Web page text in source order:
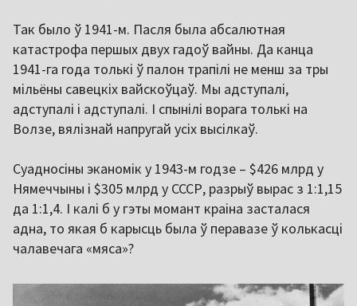
Так было ў 1941-м. Пасля была абсалютная
катастрофа першых двух гадоў вайны. Да канца
1941-га года толькі ў палон трапілі не менш за тры
мільёны савецкіх вайскоўцаў. Мы адступалі,
адступалі і адступалі. І спынілі ворага толькі на
Волзе, вялізнай напругай усіх высілкаў.
Суадносіны эканомік у 1943-м годзе – $426 млрд у
Нямеччыны і $305 млрд у СССР, разрыў вырас з 1:1,15
да 1:1,4. І калі б у гэты момант краіна засталася
адна, то якая б карысць была ў перавазе ў колькасці
чалавечага «мяса»?